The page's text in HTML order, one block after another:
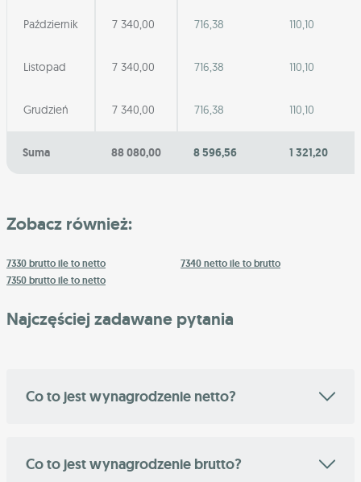
Październik 7 340,00 716,38 110,10
Listopad 7 340,00 716,38 110,10
Grudzień 7 340,00 716,38 110,10
Suma 88 080,00 8 596,56 1 321,20
Zobacz również:
7330 brutto ile to netto
7340 netto ile to brutto
7350 brutto ile to netto
Najczęściej zadawane pytania
Co to jest wynagrodzenie netto?
Co to jest wynagrodzenie brutto?